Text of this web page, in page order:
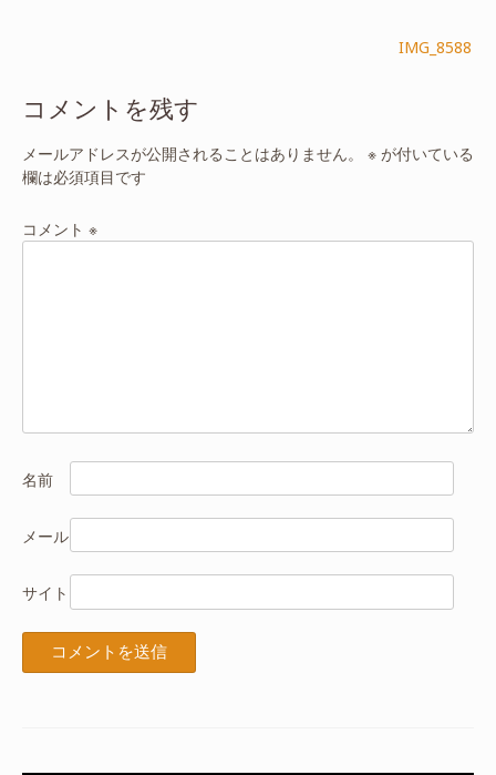
ビ
ゲ
ー
シ
ョ
IMG_8588
コメントを残す
メールアドレスが公開されることはありません。 ※ が付いている
欄は必須項目です
コメント ※
名前
メール
サイト